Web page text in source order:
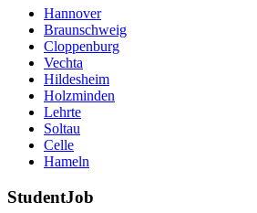
Hannover
Braunschweig
Cloppenburg
Vechta
Hildesheim
Holzminden
Lehrte
Soltau
Celle
Hameln
StudentJob